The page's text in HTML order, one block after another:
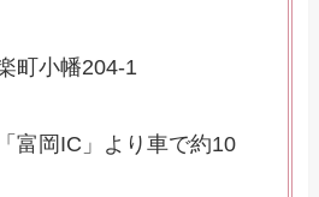
町小幡204-1
富岡IC」より車で約10